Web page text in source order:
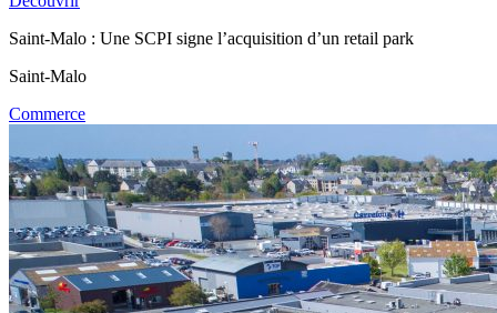
Saint-Malo : Une SCPI signe l’acquisition d’un retail park
Saint-Malo
Commerce